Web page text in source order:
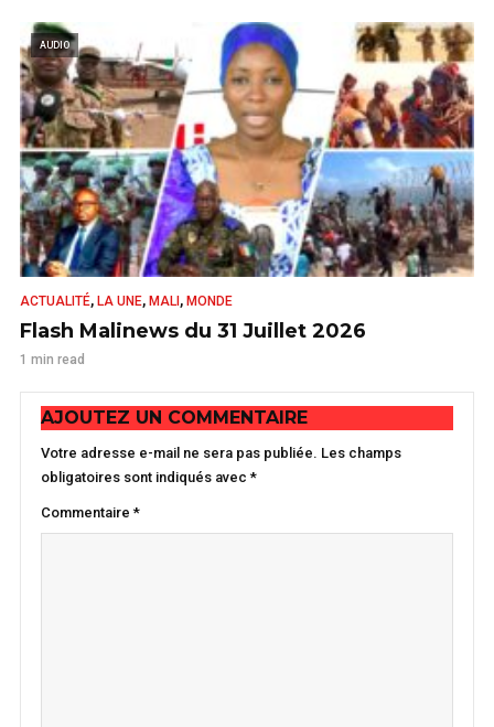
AUDIO
ACTUALITÉ, LA UNE, MALI , MONDE
Flash Malinews du 31 Juillet 2026
1 min read
AJOUTEZ UN COMMENTAIRE
Votre adresse e-mail ne sera pas publiée. Les champs
obligatoires sont indiqués avec *
Commentaire *